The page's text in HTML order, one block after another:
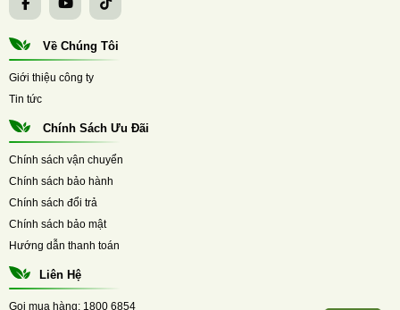
Về Chúng Tôi
Giới thiệu công ty
Tin tức
Chính Sách Ưu Đãi
Chính sách vận chuyển
Chính sách bảo hành
Chính sách đổi trả
Chính sách bảo mật
Hướng dẫn thanh toán
Liên Hệ
Gọi mua hàng: 1800 6854